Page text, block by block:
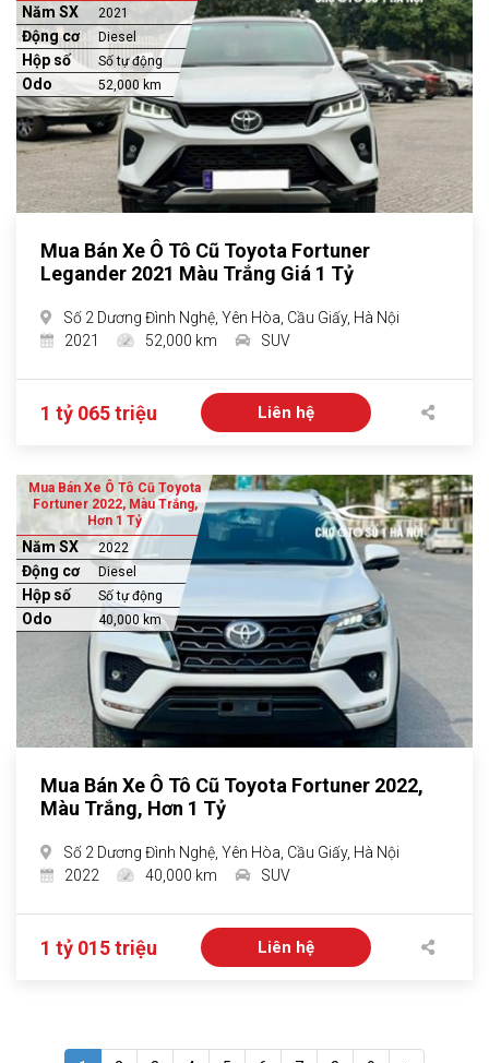
Năm SX 2021
Động cơ Diesel
Hộp số Số tự động
Odo 52,000 km
Mua Bán Xe Ô Tô Cũ Toyota Fortuner
Legander 2021 Màu Trắng Giá 1 Tỷ
Số 2 Dương Đình Nghệ, Yên Hòa, Cầu Giấy, Hà Nội
2021
52,000 km SUV
1 tỷ 065 triệu Liên hệ
Mua Bán Xe Ô Tô Cũ Toyota
Fortuner 2022, Màu Trắng,
Hơn 1 Tỷ
Năm SX 2022
Động cơ Diesel
Hộp số Số tự động
Odo 40,000 km
Mua Bán Xe Ô Tô Cũ Toyota Fortuner 2022,
Màu Trắng, Hơn 1 Tỷ
Số 2 Dương Đình Nghệ, Yên Hòa, Cầu Giấy, Hà Nội
2022
40,000 km SUV
1 tỷ 015 triệu Liên hệ